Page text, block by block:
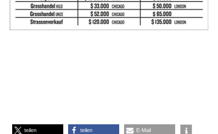
teilen teilen E-Mail